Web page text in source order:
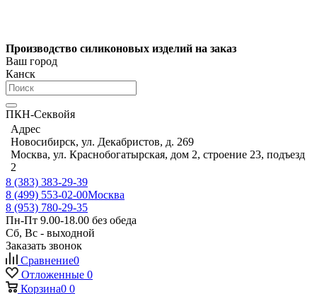
Производство силиконовых изделий на заказ
Ваш город
Канск
ПКН-Секвойя
Адрес
Новосибирск, ул. Декабристов, д. 269
Москва, ул. Краснобогатырская, дом 2, строение 23, подъезд
2
8 (383) 383-29-39
8 (499) 553-02-00Москва
8 (953) 780-29-35
Пн-Пт 9.00-18.00 без обеда
Сб, Вс - выходной
Заказать звонок
Сравнение0
Отложенные 0
Корзина0 0